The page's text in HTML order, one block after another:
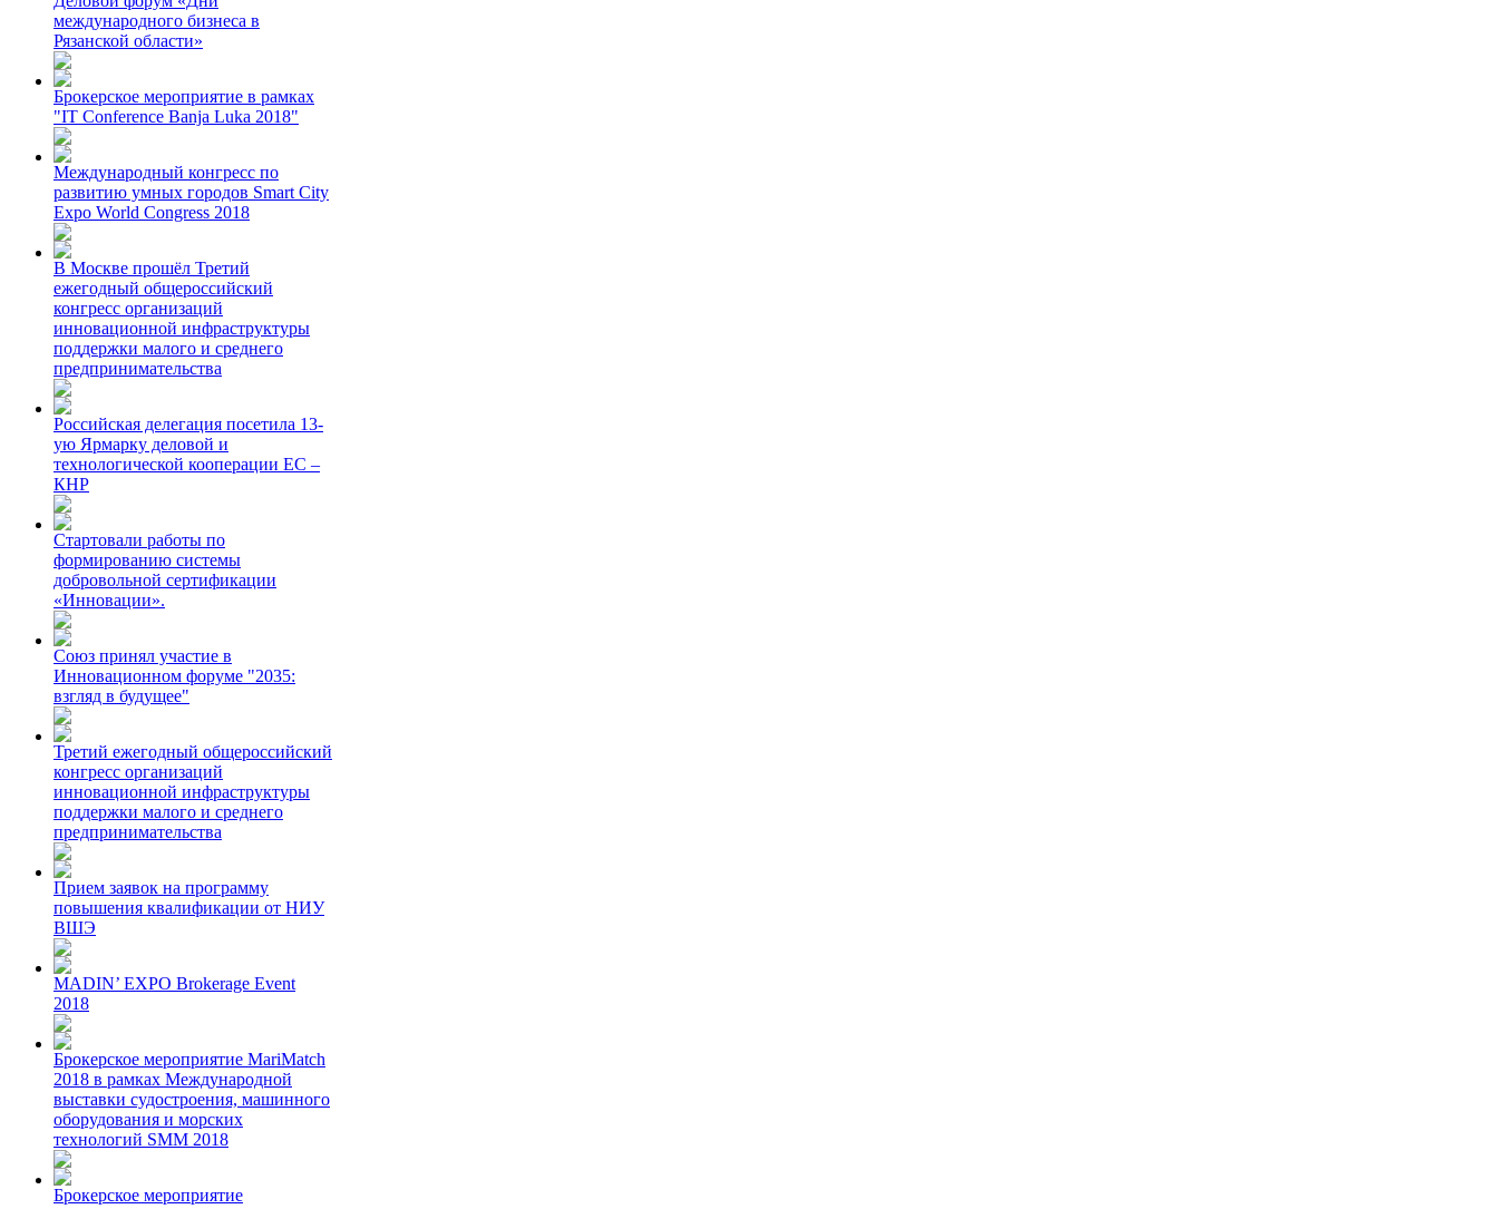
международного бизнеса в
Рязанской области»
Брокерское мероприятие в рамках
"IT Conference Banja Luka 2018"
Международный конгресс по
развитию умных городов Smart City
Expo World Congress 2018
В Москве прошёл Третий
ежегодный общероссийский
конгресс организаций
инновационной инфраструктуры
поддержки малого и среднего
предпринимательства
Российская делегация посетила 13-
ую Ярмарку деловой и
технологической кооперации ЕС –
КНР
Стартовали работы по
формированию системы
добровольной сертификации
«Инновации».
Союз принял участие в
Инновационном форуме "2035:
взгляд в будущее"
Третий ежегодный общероссийский
конгресс организаций
инновационной инфраструктуры
поддержки малого и среднего
предпринимательства
Прием заявок на программу
повышения квалификации от НИУ
ВШЭ
MADIN’ EXPO Brokerage Event
2018
Брокерское мероприятие MariMatch
2018 в рамках Международной
выставки судостроения, машинного
оборудования и морских
технологий SMM 2018
Брокерское мероприятие